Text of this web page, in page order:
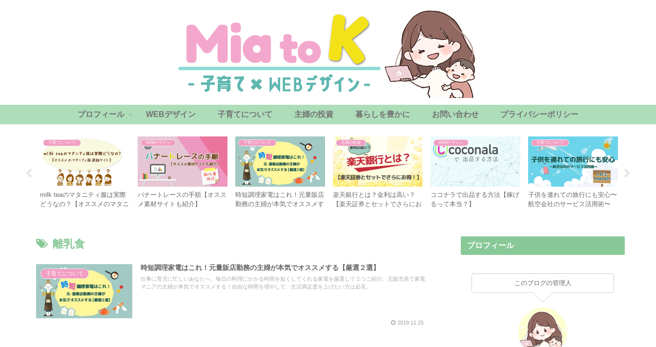
プロフィール WEBデザイン 子育てについて 主婦の投資 暮らしを豊かに お問い合わせ プライバシーポリシー
子育てについて
milk teaのマタニティ服は実際
どうなの？【オススメのマタニ
WEBデザイン
バナートレースの手順【オスス
メ素材サイトも紹介】
子育てについて
時短調理家電はこれ！元量販店
勤務の主婦が本気でオススメす
主婦の投資
楽天銀行とは？金利は高い？
【楽天証券とセットでさらにお
WEBデザイン
ココナラで出品する方法【稼げ
るって本当？】
子育てについて
子供を連れての旅行にも安心〜
航空会社のサービス活用術〜
離乳食
子育てについて
時短調理家電はこれ！元量販店勤務の主婦が本気でオススメする【厳選２選】
仕事に育児に忙しいあなたへ、毎日の料理にかかる時間を短くしてくれる家電を厳選して２つご紹介。元販売員で家電
マニアの主婦が本気でオススメする！自由な時間を増やして、生活満足度を上げたい方は必見。
2019.11.25
プロフィール
このブログの管理人